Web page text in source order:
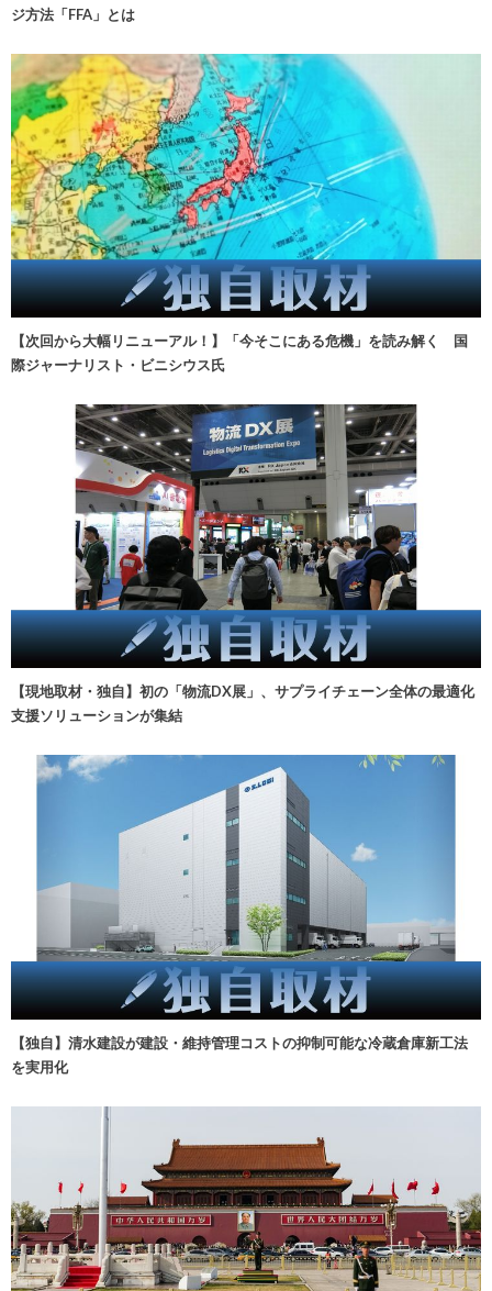
ジ方法「FFA」とは
【次回から大幅リニューアル！】「今そこにある危機」を読み解く 国
際ジャーナリスト・ビニシウス氏
【現地取材・独自】初の「物流DX展」、サプライチェーン全体の最適化
支援ソリューションが集結
【独自】清水建設が建設・維持管理コストの抑制可能な冷蔵倉庫新工法
を実用化